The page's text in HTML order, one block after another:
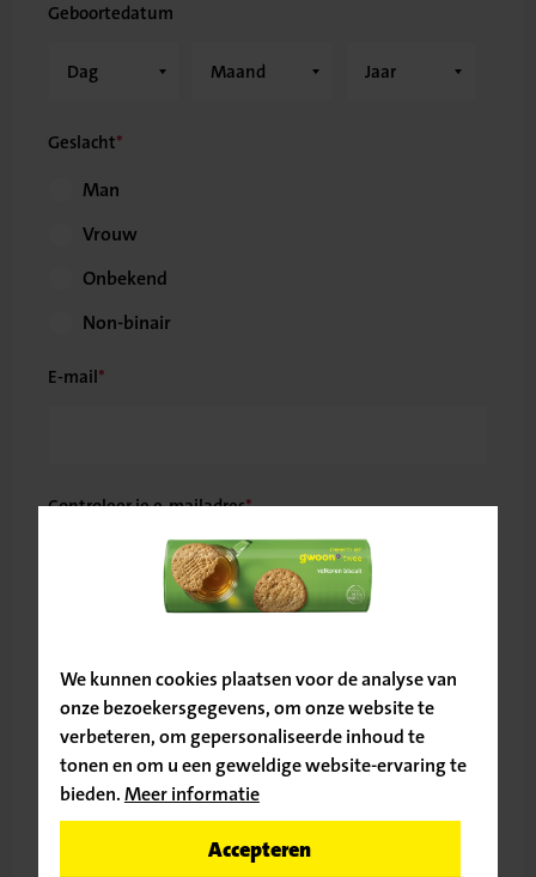
We kunnen cookies plaatsen voor de analyse van
onze bezoekersgegevens, om onze website te
verbeteren, om gepersonaliseerde inhoud te
tonen en om u een geweldige website-ervaring te
bieden.Meer informatie
Accepteren
Geboortedatum
Geslacht
Man
Vrouw
Onbekend
Non-binair
E-mail
Controleer je e-mailadres
Land
Bevestig
Ga door naar de vacature